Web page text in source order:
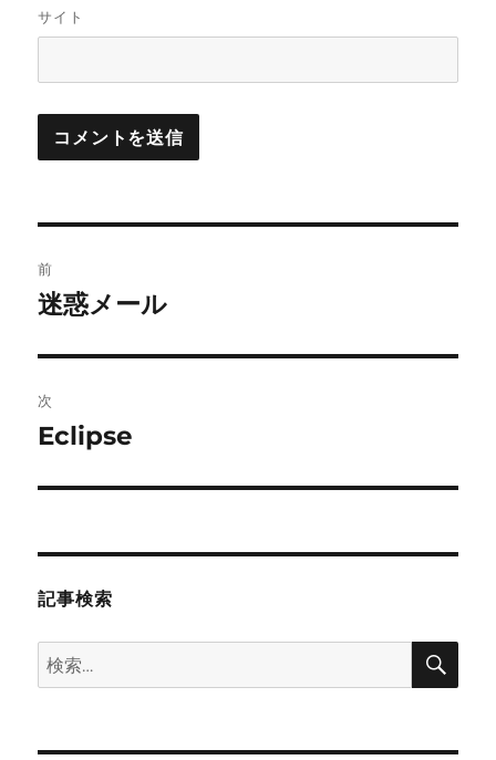
サイト
稿
ビ
ゲ
ー
前
前
投
稿:
迷惑メール
次
次
投
Eclipse
記事検索
検
索:
検